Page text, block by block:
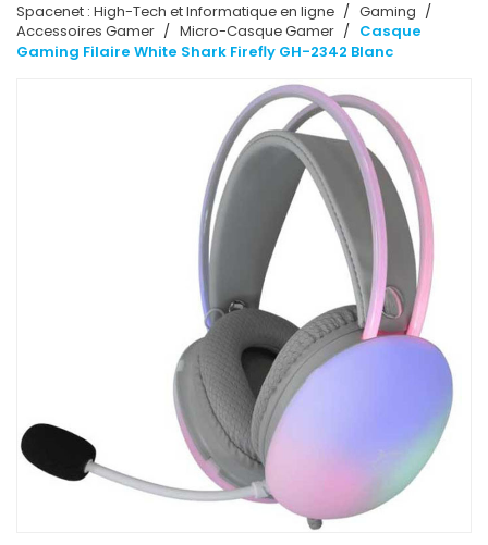
Spacenet : High-Tech et Informatique en ligne
Gaming
Accessoires Gamer
Micro-Casque Gamer
Casque
Gaming Filaire White Shark Firefly GH-2342 Blanc